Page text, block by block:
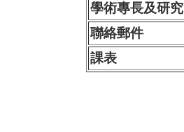
學術專長及研究
聯絡郵件
課表